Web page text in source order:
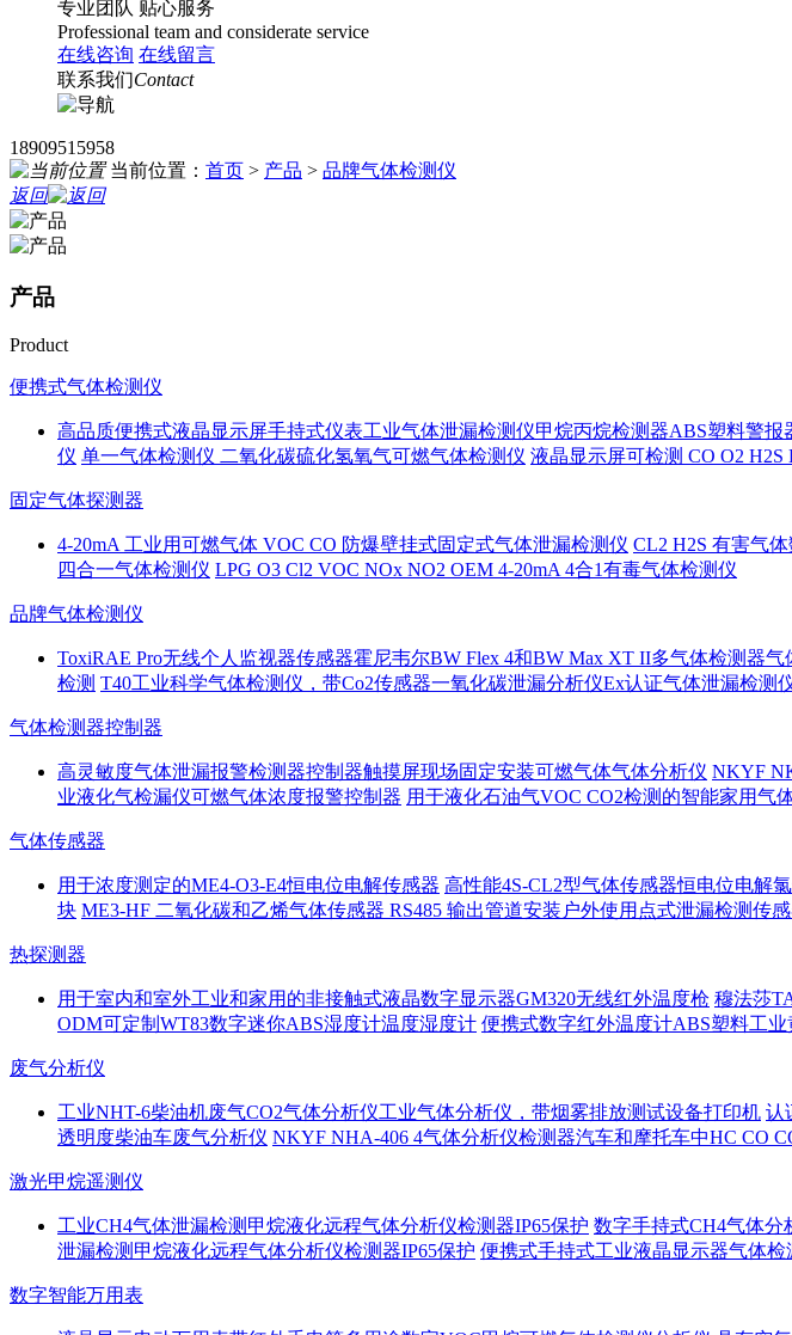
专业团队 贴心服务
Professional team and considerate service
在线咨询 在线留言
联系我们Contact
18909515958
当前位置： 首页 > 产品 > 品牌气体检测仪
返回
产品
Product
便携式气体检测仪
高品质便携式液晶显示屏手持式仪表工业气体泄漏检测仪甲烷丙烷检测器ABS塑料警报
仪 单一气体检测仪 二氧化碳硫化氢氧气可燃气体检测仪 液晶显示屏可检测 CO O2
固定气体探测器
4-20mA 工业用可燃气体 VOC CO 防爆壁挂式固定式气体泄漏检测仪 CL2 H2S 有害气
四合一气体检测仪 LPG O3 Cl2 VOC NOx NO2 OEM 4-20mA 4合1有毒气体检测仪
品牌气体检测仪
ToxiRAE Pro无线个人监视器传感器霍尼韦尔BW Flex 4和BW Max XT II多气体检测器气
检测 T40工业科学气体检测仪，带Co2传感器一氧化碳泄漏分析仪Ex认证气体泄漏检测
气体检测器控制器
高灵敏度气体泄漏报警检测器控制器触摸屏现场固定安装可燃气体气体分析仪 NKYF
业液化气检漏仪可燃气体浓度报警控制器 用于液化石油气VOC CO2检测的智能家用气
气体传感器
用于浓度测定的ME4-O3-E4恒电位电解传感器 高性能4S-CL2型气体传感器恒电位电解
块 ME3-HF 二氧化碳和乙烯气体传感器 RS485 输出管道安装户外使用点式泄漏检测传
热探测器
用于室内和室外工业和家用的非接触式液晶数字显示器GM320无线红外温度枪 穆法莎
ODM可定制WT83数字迷你ABS湿度计温度湿度计 便携式数字红外温度计ABS塑料工
废气分析仪
工业NHT-6柴油机废气CO2气体分析仪工业气体分析仪，带烟雾排放测试设备打印机 认
透明度柴油车废气分析仪 NKYF NHA-406 4气体分析仪检测器汽车和摩托车中HC CO
激光甲烷遥测仪
工业CH4气体泄漏检测甲烷液化远程气体分析仪检测器IP65保护 数字手持式CH4气体分
泄漏检测甲烷液化远程气体分析仪检测器IP65保护 便携式手持式工业液晶显示器气体
数字智能万用表